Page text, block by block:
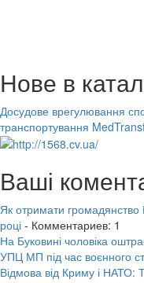
Нове в
Досудове врегулювання
транспортування
Ваші
Як отримати
році - Комментариев: 1
На Буковині чоловіка
УПЦ МП під час воєнного
Відмова від Криму і НАТО: